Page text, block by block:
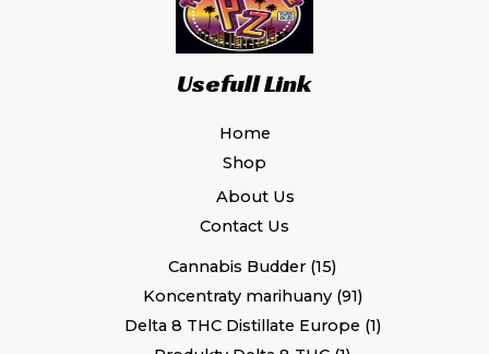
Usefull Link
Home
Shop
About Us
Contact Us
Cannabis Budder 15
Koncentraty marihuany 91
Delta 8 THC Distillate Europe 1